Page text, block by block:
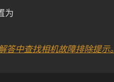
为
答中查找相机故障排除提示。